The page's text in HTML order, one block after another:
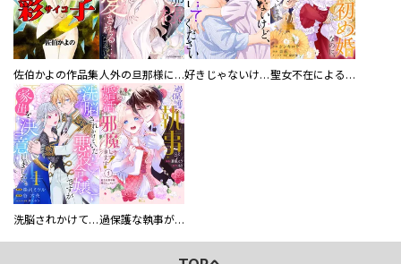
佐伯かよの作品集 人外の旦那様に娶られ毎晩ナカまで愛される…。アンソロジー 好きじゃないけど、抱いてください【電子単行本版／特典おまけ付き】 聖女不在による仮初め婚なのに、不器用な王太子に溺愛されています【電子単行本版／特典おまけ付き】
洗脳されかけていた悪役令嬢ですが家出を決意しました。【電子単行本版／特典おまけ付き】 過保護な執事が私の婚活を邪魔してきます！ 分冊版